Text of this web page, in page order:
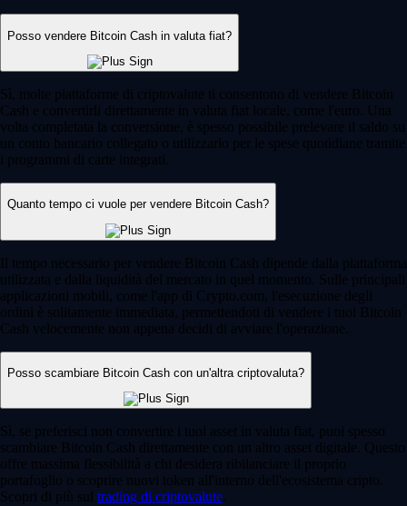
Posso vendere Bitcoin Cash in valuta fiat?
Sì, molte piattaforme di criptovalute ti consentono di vendere Bitcoin
Cash e convertirli direttamente in valuta fiat locale, come l'euro. Una
volta completata la conversione, è spesso possibile prelevare il saldo su
un conto bancario collegato o utilizzarlo per le spese quotidiane tramite
i programmi di carte integrati.
Quanto tempo ci vuole per vendere Bitcoin Cash?
Il tempo necessario per vendere Bitcoin Cash dipende dalla piattaforma
utilizzata e dalla liquidità del mercato in quel momento. Sulle principali
applicazioni mobili, come l'app di Crypto.com, l'esecuzione degli
ordini è solitamente immediata, permettendoti di vendere i tuoi Bitcoin
Cash velocemente non appena decidi di avviare l'operazione.
Posso scambiare Bitcoin Cash con un'altra criptovaluta?
Sì, se preferisci non convertire i tuoi asset in valuta fiat, puoi spesso
scambiare Bitcoin Cash direttamente con un altro asset digitale. Questo
offre massima flessibilità a chi desidera ribilanciare il proprio
portafoglio o scoprire nuovi token all'interno dell'ecosistema cripto.
Scopri di più sul trading di criptovalute